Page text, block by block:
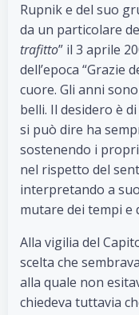
Rupnik e del suo
da un particolare
trafitto” il 3 aprile
dell’epoca “Grazie
cuore. Gli anni
belli. Il desidero è
si può dire ha
sostenendo i
nel rispetto del
interpretando a
mutare dei tempi e
Alla vigilia del
scelta che
alla quale non
chiedeva tuttavia